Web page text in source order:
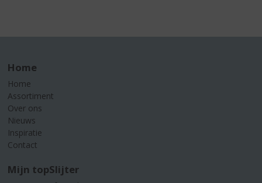
Home
Home
Assortiment
Over ons
Nieuws
Inspiratie
Contact
Mijn topSlijter